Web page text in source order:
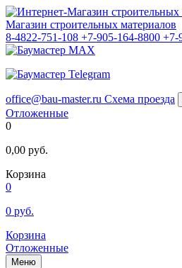
Магазин строительных материалов
8-4822-751-108 +7-905-164-8800 +7-
office@bau-master.ru Схема проезда
Отложенные
0
0,00 руб.
Корзина
0
0 руб.
Корзина
Отложенные
Меню